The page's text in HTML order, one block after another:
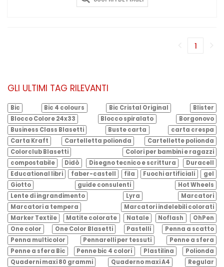
1
GLI ULTIMI TAG RILEVANTI
Bic Bic 4 colours Bic Cristal Original
Blister
Blocco Colore 24x33
Blocco spiralato
Borgonovo
Business Class Blasetti
Buste carta
carta crespa
Carta Kraft
Cartelletta polionda
Cartellette polionda
Colorclub Blasetti
Colori per bambini e ragazzi
compostabile
Didò Disegno tecnico e scrittura
Duracell
Educational libri
faber-castell fila Fuochi artificiali
gel
Giotto
guide consulenti
Hot Wheels
Lente di ingrandimento
Lyra
Marcatori
Marcatori a tempera
Marcatori indelebili colorati
Marker Textile
Matite colorate Natale Noflash
OhPen
One color
One Color Blasetti Pastelli
Penna a scatto
Penna multicolor
Pennarelli per tessuti
Penne a sfera
Penne a sfera Bic
Penne bic 4 colori Plastilina
Polionda
Quaderni maxi 80 grammi
Quaderno maxi A4
Regular